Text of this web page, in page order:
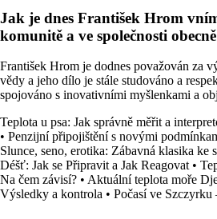
Jak je dnes František Hrom
komunitě a ve společnosti
František Hrom je dodnes považován za
vědy a jeho dílo je stále studováno a
spojováno s inovativními myšlenkami a
Teplota u psa: Jak správně měřit a
• Penzijní připojištění s novými
Slunce, seno, erotika: Zábavná klasika ke
Déšť: Jak se Připravit a Jak Reagovat •
Na čem závisí? • Aktuální teplota moře
Výsledky a kontrola • Počasí ve